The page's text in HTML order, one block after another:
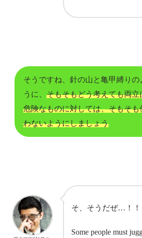
そうですね、針の山と亀甲縛りの
うに、 そもそもどう考えても両立
危険なものに対しては、そもそも
わないようにしましょう
そ、そうだぜ…！！
Some people must